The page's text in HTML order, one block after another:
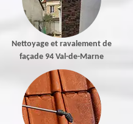
Nettoyage et ravalement de
façade 94 Val-de-Marne